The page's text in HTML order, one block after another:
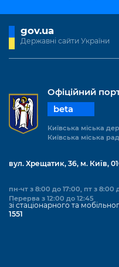
gov.ua
Державні сайти України
Офіційний
beta
Київська міська
Київська міська
вул. Хрещатик, 36, м. Київ,
пн-чт з 8:00 до 17:00, пт з 8:00
Перерва з 12:00 до 12:45
зі стаціонарного та
1551